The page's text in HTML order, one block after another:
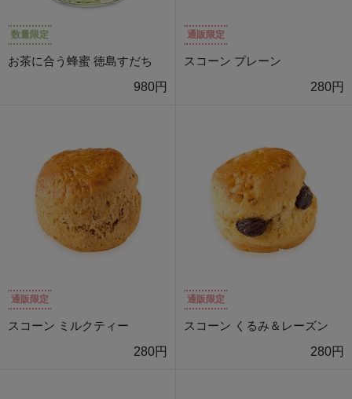
数量限定
お茶に合う蜂蜜 徳島すだち
980円
通販限定
スコーン プレーン
280円
通販限定
スコーン ミルクティー
280円
通販限定
スコーン くるみ＆レーズン
280円